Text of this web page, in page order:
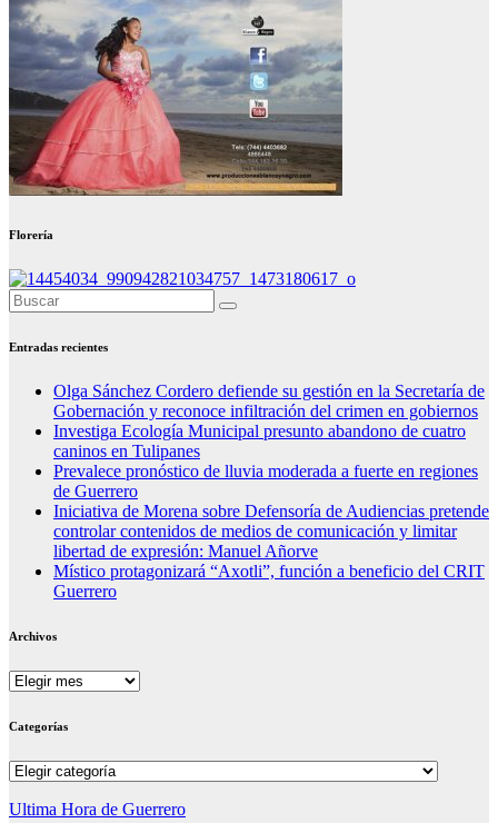
Florería
Entradas recientes
Olga Sánchez Cordero defiende su gestión en la Secretaría de
Gobernación y reconoce infiltración del crimen en gobiernos
Investiga Ecología Municipal presunto abandono de cuatro
caninos en Tulipanes
Prevalece pronóstico de lluvia moderada a fuerte en regiones
de Guerrero
Iniciativa de Morena sobre Defensoría de Audiencias pretende
controlar contenidos de medios de comunicación y limitar
libertad de expresión: Manuel Añorve
Místico protagonizará “Axotli”, función a beneficio del CRIT
Guerrero
Archivos
Archivos
Categorías
Categorías
Ultima Hora de Guerrero